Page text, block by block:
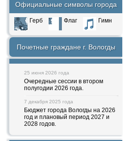
Официальные символы города
Герб Флаг Гимн
Почетные граждане г. Вологды
25 июня 2026 года
Очередные сессии в втором
полугодии 2026 года.
7 декабря 2025 года
Бюджет города Вологды на 2026
год и плановый период 2027 и
2028 годов.